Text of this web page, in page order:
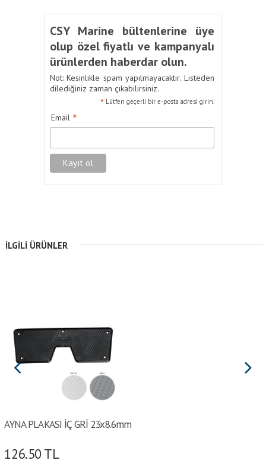
CSY Marine bültenlerine üye
olup özel fiyatlı ve kampanyalı
ürünlerden haberdar olun.
Not: Kesinlikle spam yapılmayacaktır. Listeden
dilediğiniz zaman çıkabilirsiniz.
* Lütfen geçerli bir e-posta adresi girin.
Email *
İLGILI ÜRÜNLER
AYNA PLAKASI İÇ GRİ 23x8.6mm
126.50 TL